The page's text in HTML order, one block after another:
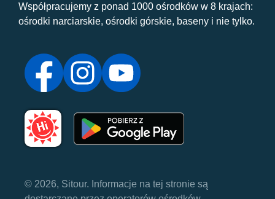
Współpracujemy z ponad 1000 ośrodków w 8 krajach:
ośrodki narciarskie, ośrodki górskie, baseny i nie tylko.
© 2026, Sitour. Informacje na tej stronie są